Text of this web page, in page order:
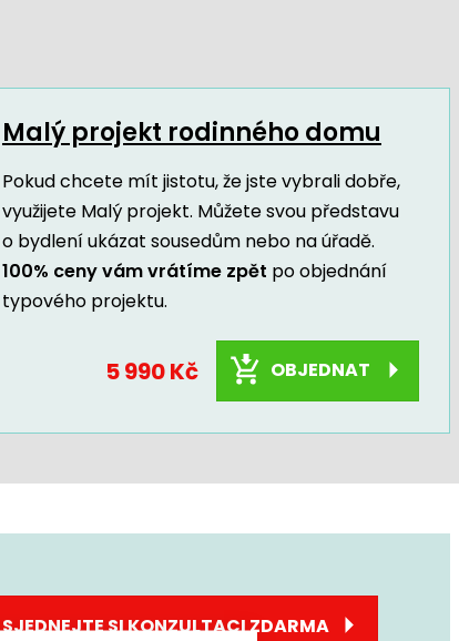
Malý projekt rodinného domu
Pokud chcete mít jistotu, že jste vybrali dobře,
využijete Malý projekt. Můžete svou představu
o bydlení ukázat sousedům nebo na úřadě.
100% ceny vám vrátíme zpět po objednání
typového projektu.
5 990 Kč OBJEDNAT
SJEDNEJTE SI KONZULTACI ZDARMA